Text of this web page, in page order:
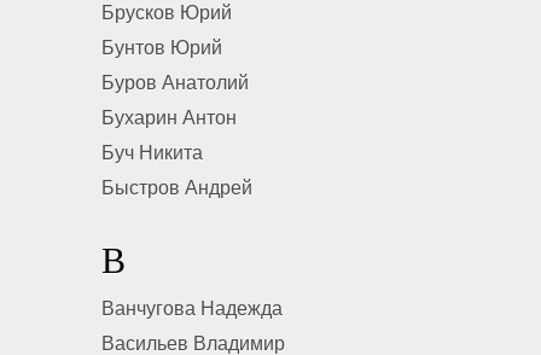
Брусков Юрий
Бунтов Юрий
Буров Анатолий
Бухарин Антон
Буч Никита
Быстров Андрей
В
Ванчугова Надежда
Васильев Владимир